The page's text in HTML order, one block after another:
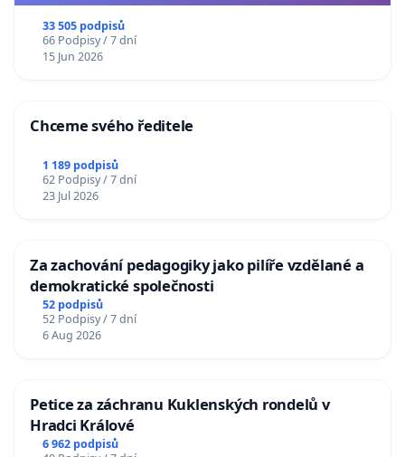
33 505 podpisů
66 Podpisy / 7 dní
15 Jun 2026
Chceme svého ředitele
1 189 podpisů
62 Podpisy / 7 dní
23 Jul 2026
Za zachování pedagogiky jako pilíře vzdělané a
demokratické společnosti
52 podpisů
52 Podpisy / 7 dní
6 Aug 2026
Petice za záchranu Kuklenských rondelů v
Hradci Králové
6 962 podpisů